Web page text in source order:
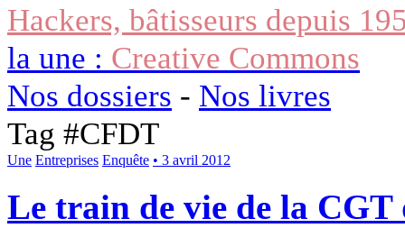
Hackers, bâtisseurs depuis
la une : Creative Commons
Nos dossiers - Nos livres
Tag #CFDT
Une Entreprises Enquête • 3 avril 2012
Le train de vie de la CGT